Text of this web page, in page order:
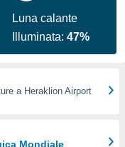
Luna calante
Illuminata:47%
a Heraklion Airport
Mondiale